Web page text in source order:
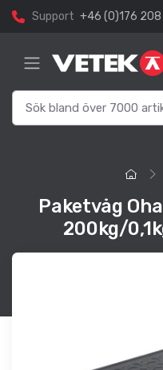
Support +46 (0)176
Paketvåg
200kg/